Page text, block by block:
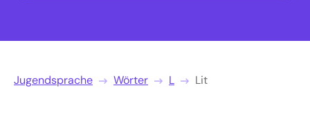
Jugendsprache Wörter L Lit